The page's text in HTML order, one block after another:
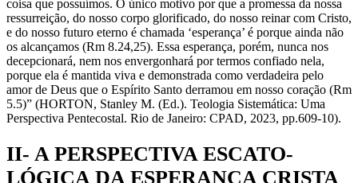
coisa que possuímos. O único motivo por que a promessa da nossa
ressurreição, do nosso corpo glorificado, do nosso reinar com Cristo,
e do nosso futuro eterno é chamada ‘esperança’ é porque ainda não
os alcançamos (Rm 8.24,25). Essa esperança, porém, nunca nos
decepcionará, nem nos envergonhará por termos confiado nela,
porque ela é mantida viva e demonstrada como verdadeira pelo
amor de Deus que o Espírito Santo derramou em nosso coração (Rm
5.5)” (HORTON, Stanley M. (Ed.). Teologia Sistemática: Uma
Perspectiva Pentecostal. Rio de Janeiro: CPAD, 2023, pp.609-10).
II- A PERSPECTIVA ESCATO-
LÓGICA DA ESPERANÇA CRISTA